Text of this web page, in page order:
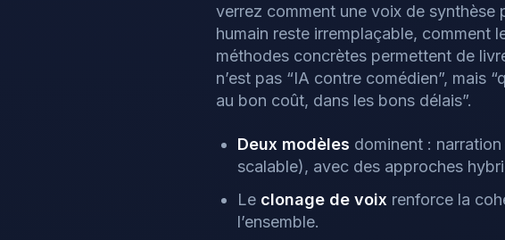
verrez comment une voix de synthèse
humain reste irremplaçable, comment
méthodes concrètes permettent de
n’est pas “IA contre comédien”, mais
au bon coût, dans les bons délais”.
Deux modèles dominent :
scalable), avec des approches
Le clonage de voix renforce la
l’ensemble.